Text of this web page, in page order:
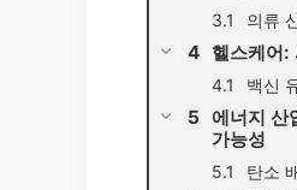
의류
헬스케어:
백신
에너지 산
가능성
탄소